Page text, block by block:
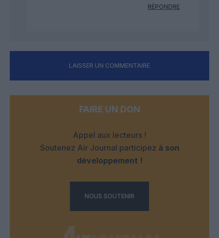
RÉPONDRE
LAISSER UN COMMENTAIRE
FAIRE UN DON
Appel aux lecteurs !
Soutenez Air Journal participez à son
développement !
NOUS SOUTENIR